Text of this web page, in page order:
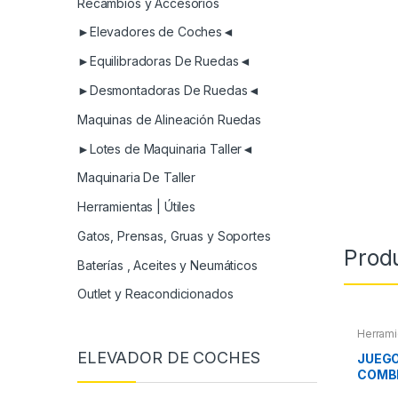
►Elevadores de Coches◄
►Equilibradoras De Ruedas◄
►Desmontadoras De Ruedas◄
Maquinas de Alineación Ruedas
►Lotes de Maquinaria Taller◄
Maquinaria De Taller
Herramientas | Útiles
Gatos, Prensas, Gruas y Soportes
Baterías , Aceites y Neumáticos
Outlet y Reacondicionados
ELEVADOR DE COCHES